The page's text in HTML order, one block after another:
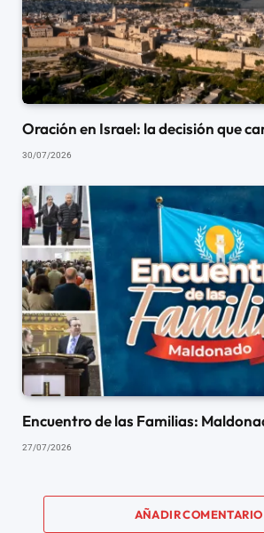
Oración en Israel: la decisión que
30/07/2026
Encuentro de las Familias:
27/07/2026
AÑADIR COMENTARIO